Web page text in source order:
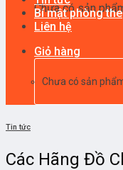
Chưa có sản
Bí mật phòng the
Liên hệ
Giỏ hàng
Chưa có sản
Tin tức
Các Hãng Đồ